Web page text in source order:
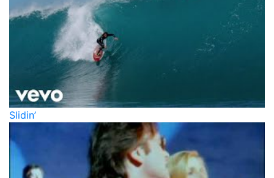
Slidin’